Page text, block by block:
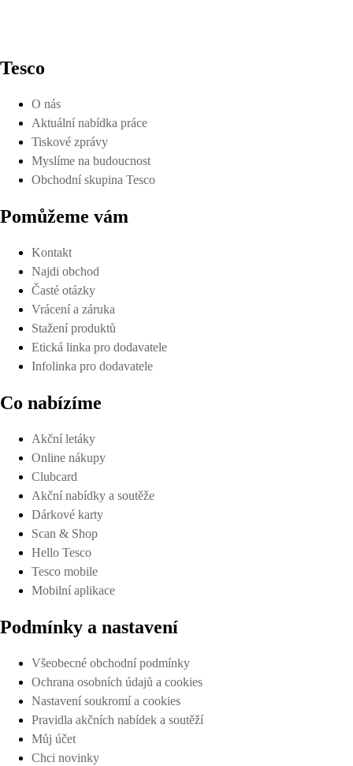
Tesco
O nás
Aktuální nabídka práce
Tiskové zprávy
Myslíme na budoucnost
Obchodní skupina Tesco
Pomůžeme vám
Kontakt
Najdi obchod
Časté otázky
Vrácení a záruka
Stažení produktů
Etická linka pro dodavatele
Infolinka pro dodavatele
Co nabízíme
Akční letáky
Online nákupy
Clubcard
Akční nabídky a soutěže
Dárkové karty
Scan & Shop
Hello Tesco
Tesco mobile
Mobilní aplikace
Podmínky a nastavení
Všeobecné obchodní podmínky
Ochrana osobních údajů a cookies
Nastavení soukromí a cookies
Pravidla akčních nabídek a soutěží
Můj účet
Chci novinky